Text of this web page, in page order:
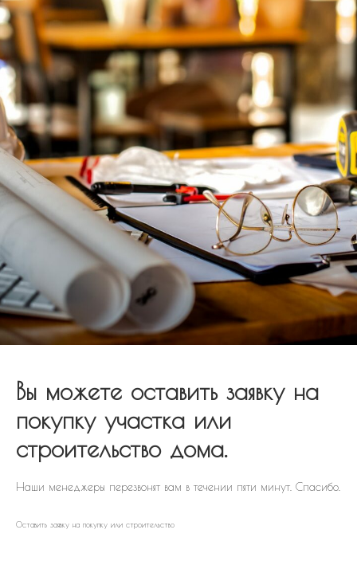
Вы можете оставить заявку на
покупку участка или
строительство дома.
Наши менеджеры перезвонят вам в течении пяти минут. Спасибо.
Оставить заявку на покупку или строительство